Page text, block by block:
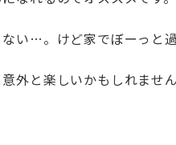
い…。けど家でぼーっと
外と楽しいかもしれませ